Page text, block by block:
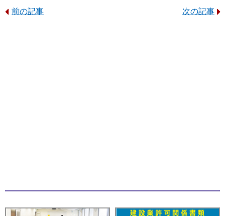
前の記事 次の記事